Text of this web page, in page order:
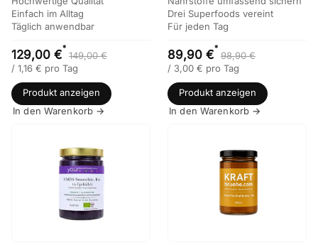
Einfach im Alltag
Täglich anwendbar
129,00 €*
149,00 €
/ 1,16 € pro Tag
Produkt anzeigen
In den Warenkorb →
Drei Superfoods vereint
Für jeden Tag
89,90 €*
98,90 €
/ 3,00 € pro Tag
Produkt anzeigen
In den Warenkorb →